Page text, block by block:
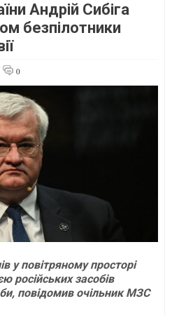
Андрій Сибіга
безпілотники
0
у повітряному просторі
російських засобів
повідомив очільник МЗС